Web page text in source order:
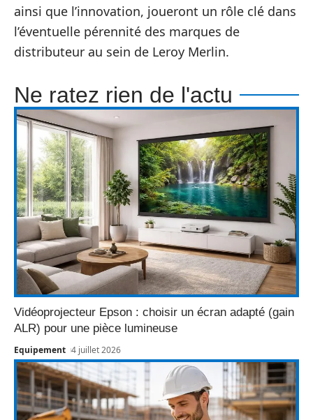
ainsi que l’innovation, joueront un rôle clé dans
l’éventuelle pérennité des marques de
distributeur au sein de Leroy Merlin.
Ne ratez rien de l'actu
Vidéoprojecteur Epson : choisir un écran adapté (gain
ALR) pour une pièce lumineuse
Equipement 4 juillet 2026